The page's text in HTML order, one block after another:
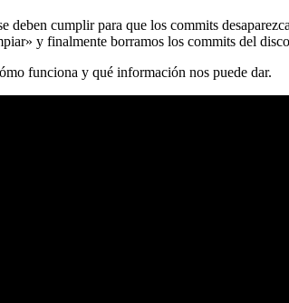
deben cumplir para que los commits
y finalmente borramos los commits del
funciona y qué información nos puede dar.